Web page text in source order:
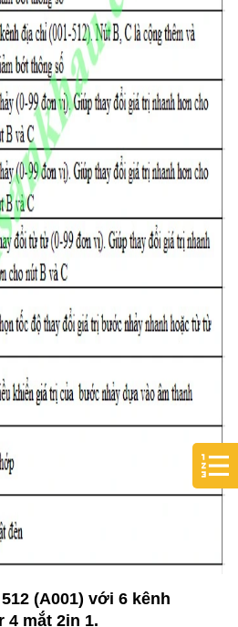
(A001) với 6 kênh
4 mắt 2in 1.